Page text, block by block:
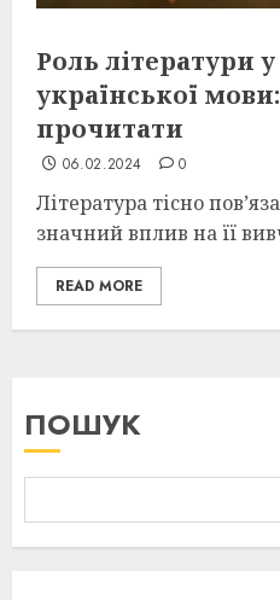
Роль літератури
української
прочитати
06.02.2024 0
Література тісно
значний вплив на її
READ MORE
ПОШУК